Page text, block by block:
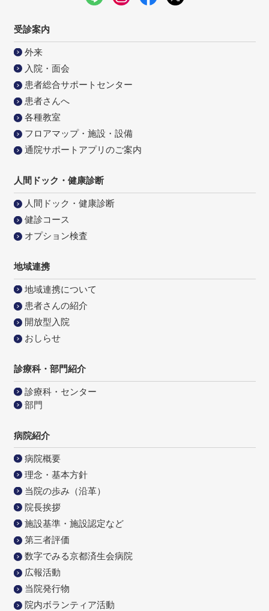
受診案内
外来
入院・面会
患者総合サポートセンター
患者さんへ
各種教室
フロアマップ・施設・設備
通院サポートアプリのご案内
人間ドック・健康診断
人間ドック・健康診断
健診コース
オプション検査
地域連携
地域連携について
患者さんの紹介
開放型入院
おしらせ
診療科・部門紹介
診療科・センター
部門
病院紹介
病院概要
理念・基本方針
当院の歩み（沿革）
院長挨拶
施設基準・施設認定など
第三者評価
数字でみる京都済生会病院
広報活動
当院発行物
院内ボランティア活動